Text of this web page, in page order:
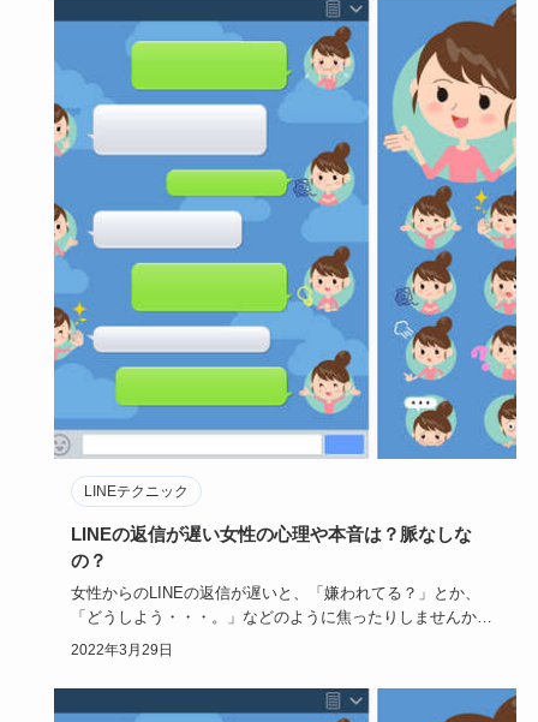
LINEテクニック
LINEの返信が遅い女性の心理や本音は？脈なしな
の？
女性からのLINEの返信が遅いと、「嫌われてる？」とか、
「どうしよう・・・。」などのように焦ったりしませんか？
もしかし…
2022年3月29日